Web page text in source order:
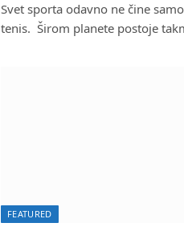
Svet sporta odavno ne čine
tenis. Širom planete postoje
FEATURED